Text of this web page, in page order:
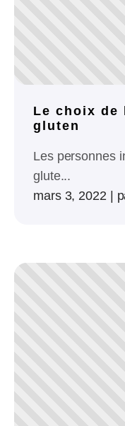
Le choix de
gluten
Les personnes
glute...
mars 3, 2022 |